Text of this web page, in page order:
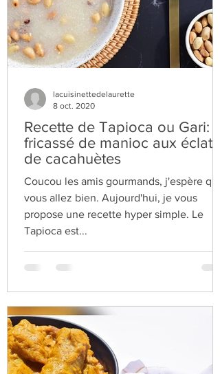
Recette de Tapioca ou Gari:
fricassé de manioc aux éclats
de cacahuètes
Coucou les amis gourmands, j'espère que
vous allez bien. Aujourd'hui, je vous
propose une recette hyper simple. Le
Tapioca est...
lacuisinettedelaurette
8 oct. 2020